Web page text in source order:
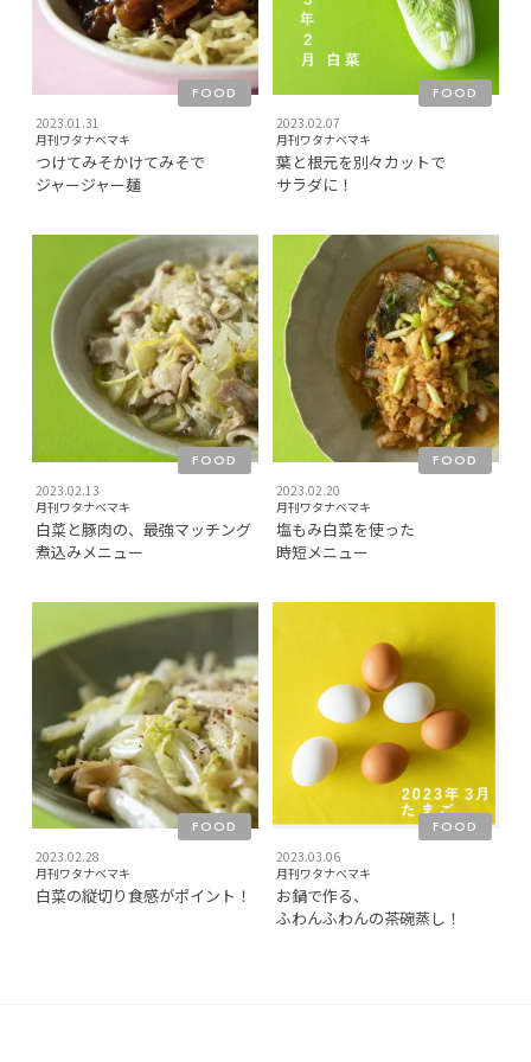
2023.01.31
FOOD
月刊ワタナベマキ
つけてみそかけてみそで
ジャージャー麺
2023.02.07
FOOD
月刊ワタナベマキ
葉と根元を別々カットで
サラダに！
2023.02.13
FOOD
月刊ワタナベマキ
白菜と豚肉の、最強マッチング
煮込みメニュー
2023.02.20
FOOD
月刊ワタナベマキ
塩もみ白菜を使った
時短メニュー
2023.02.28
FOOD
月刊ワタナベマキ
白菜の縦切り食感がポイント！
2023.03.06
FOOD
月刊ワタナベマキ
お鍋で作る、
ふわんふわんの茶碗蒸し！